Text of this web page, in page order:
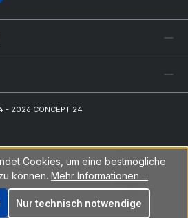
- 2026 CONCEPT 24
Cookies, um eine bestmögliche
können. Mehr Informationen ...
Nur technisch notwendige